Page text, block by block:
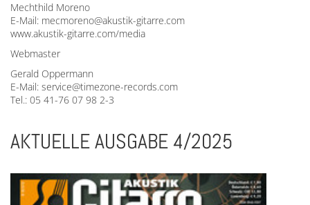
Mechthild Moreno
E-Mail: mecmoreno@akustik-gitarre.com
www.akustik-gitarre.com/media
Webmaster
Gerald Oppermann
E-Mail: service@timezone-records.com
Tel.: 05 41-76 07 98 2-3
AKTUELLE AUSGABE 4/2025